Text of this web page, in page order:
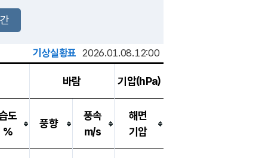
-mm
기상실황표 2026.01.08.12:00
바람 기압(hPa)
도
%
풍향
풍속
m/s
해면
기압